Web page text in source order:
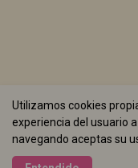
Utilizamos cookies
experiencia del usuario
navegando aceptas su